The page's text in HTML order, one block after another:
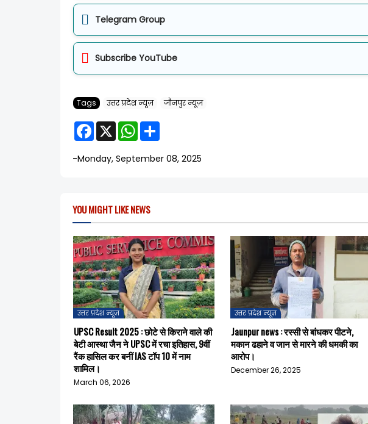
Telegram Group
Subscribe YouTube
Tags उत्तर प्रदेश न्यूज़ जौनपुर न्यूज़
F
e
b
X
W
t
s
S
r
e
-Monday, September 08, 2025
YOU MIGHT LIKE NEWS
उत्तर प्रदेश न्यूज़
UPSC Result 2025 : छोटे से किराने वाले की
बेटी आस्था जैन ने UPSC में रचा इतिहास, 9वीं
रैंक हासिल कर बनीं IAS टॉप 10 में नाम
शामिल।
March 06, 2026
उत्तर प्रदेश न्यूज़
Jaunpur news : रस्सी से बांधकर पीटने,
मकान ढहाने व जान से मारने की धमकी का
आरोप।
December 26, 2025